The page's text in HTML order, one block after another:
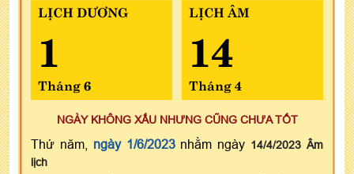
LỊCH DƯƠNG
1
Tháng 6
LỊCH ÂM
14
Tháng 4
NGÀY KHÔNG XẤU NHƯNG CŨNG CHƯA TỐT
Thứ năm, ngày 1/6/2023nhằm ngày 14/4/2023 Âm
lịch